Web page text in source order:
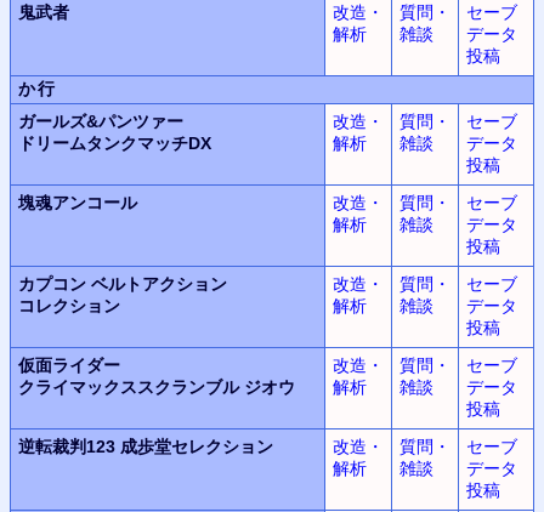
鬼武者
改造・
解析
質問・
雑談
セーブ
データ
投稿
か行
ガールズ&パンツァー
ドリームタンクマッチDX
改造・
解析
質問・
雑談
セーブ
データ
投稿
塊魂アンコール
改造・
解析
質問・
雑談
セーブ
データ
投稿
カプコン ベルトアクション
コレクション
改造・
解析
質問・
雑談
セーブ
データ
投稿
仮面ライダー
クライマックススクランブル ジオウ
改造・
解析
質問・
雑談
セーブ
データ
投稿
逆転裁判123 成歩堂セレクション
改造・
解析
質問・
雑談
セーブ
データ
投稿